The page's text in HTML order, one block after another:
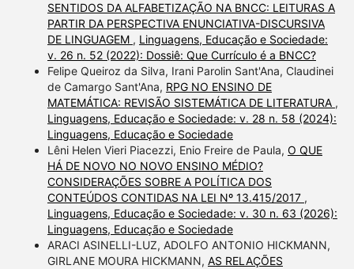
SENTIDOS DA ALFABETIZAÇÃO NA BNCC: LEITURAS A
PARTIR DA PERSPECTIVA ENUNCIATIVA-DISCURSIVA
DE LINGUAGEM , Linguagens, Educação e Sociedade:
v. 26 n. 52 (2022): Dossiê: Que Currículo é a BNCC?
Felipe Queiroz da Silva, Irani Parolin Sant'Ana, Claudinei
de Camargo Sant'Ana, RPG NO ENSINO DE
MATEMÁTICA: REVISÃO SISTEMÁTICA DE LITERATURA ,
Linguagens, Educação e Sociedade: v. 28 n. 58 (2024):
Linguagens, Educação e Sociedade
Lêni Helen Vieri Piacezzi, Enio Freire de Paula, O QUE
HÁ DE NOVO NO NOVO ENSINO MÉDIO?
CONSIDERAÇÕES SOBRE A POLÍTICA DOS
CONTEÚDOS CONTIDAS NA LEI Nº 13.415/2017 ,
Linguagens, Educação e Sociedade: v. 30 n. 63 (2026):
Linguagens, Educação e Sociedade
ARACI ASINELLI-LUZ, ADOLFO ANTONIO HICKMANN,
GIRLANE MOURA HICKMANN, AS RELAÇÕES